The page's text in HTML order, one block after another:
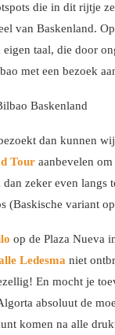
die in dit rijtje
van Baskenland.
eigen taal, die door
met een bezoek
dan kunnen
Tour aanbevelen
dan zeker even langs
(Baskische variant
op de Plaza Nueva
Ledesma niet
En mocht je
absoluut de
komen na alle